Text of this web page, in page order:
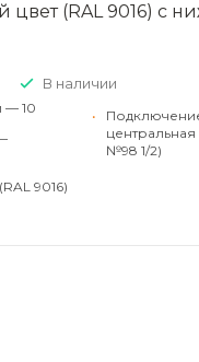
цвет (RAL 9016) с
В наличии
— 10
9016)
•
№98 1/2)